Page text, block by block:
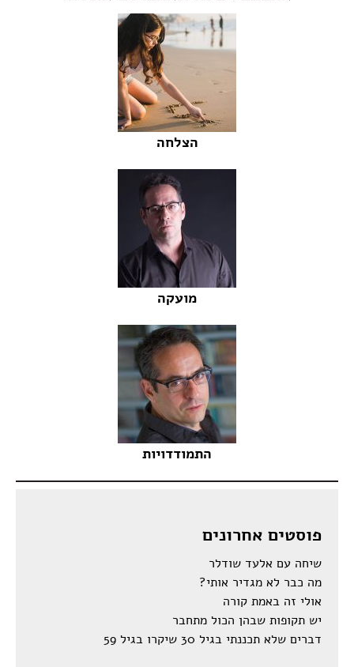
הצלחה
מועקה
התמודדויות
פוסטים אחרונים
שיחה עם אלעד שודלר
מה כבר לא מגדיר אותי?
אולי זה באמת קורה
יש תקופות שבהן הכול מתחבר
דברים שלא תכננתי בגיל 30 שיקרו בגיל 59